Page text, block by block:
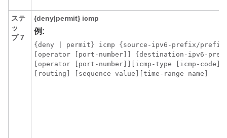
ステ
ッ
プ 7
{deny|permit} icmp
例:
{deny | permit} icmp {source-ipv6-prefix/
[operator [port-number]] {destination-ipv6-
[operator [port-number]][icmp-type [icmp-
[routing] [sequence value][time-range name]